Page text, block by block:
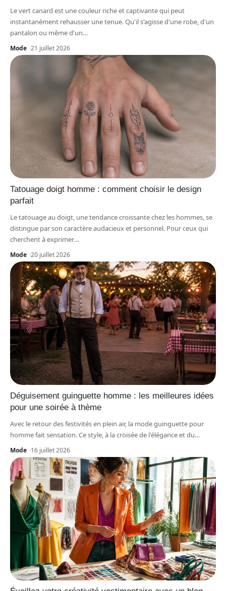
Le vert canard est une couleur riche et captivante qui peut
instantanément rehausser une tenue. Qu'il s'agisse d'une robe, d'un
pantalon ou même d'un…
Mode 21 juillet 2026
Tatouage doigt homme : comment choisir le design
parfait
Le tatouage au doigt, une tendance croissante chez les hommes, se
distingue par son caractère audacieux et personnel. Pour ceux qui
cherchent à exprimer…
Mode 20 juillet 2026
Déguisement guinguette homme : les meilleures idées
pour une soirée à thème
Avec le retour des festivités en plein air, la mode guinguette pour
homme fait sensation. Ce style, à la croisée de l'élégance et du…
Mode 16 juillet 2026